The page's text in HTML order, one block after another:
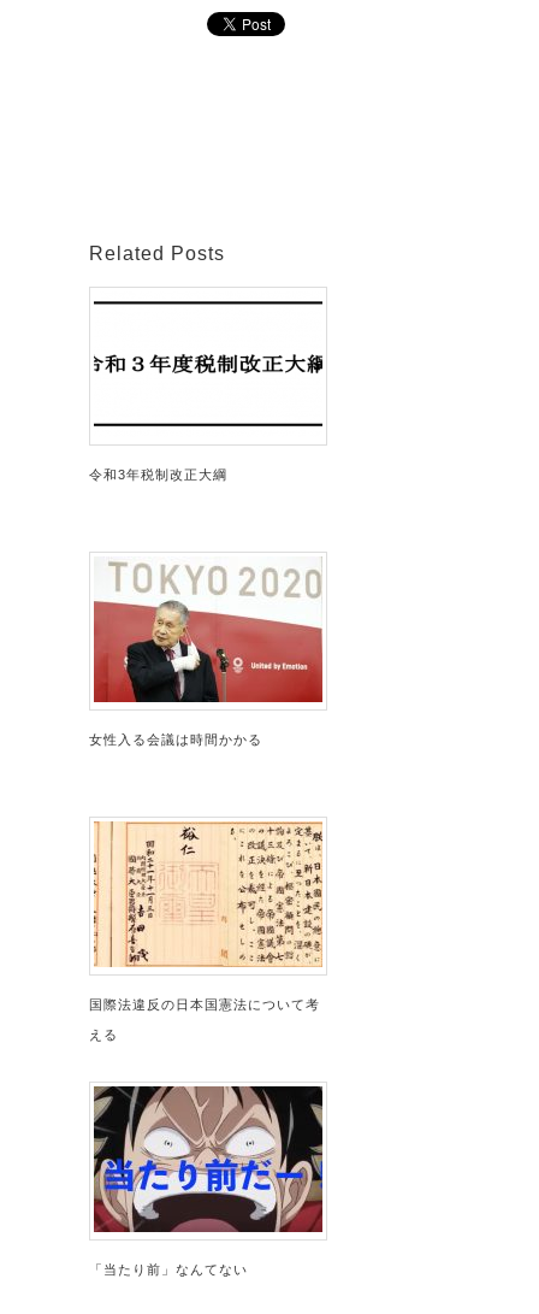
Related Posts
令和3年税制改正大綱
女性入る会議は時間かかる
国際法違反の日本国憲法について考
える
「当たり前」なんてない